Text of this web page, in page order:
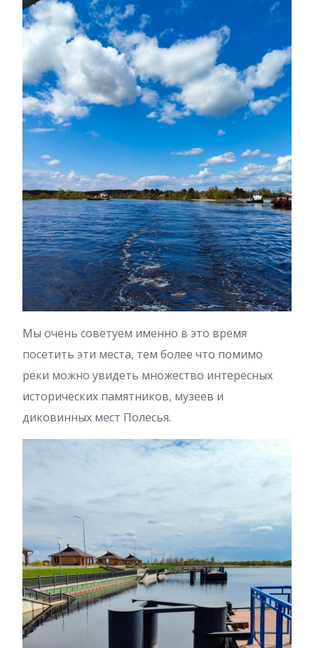
Мы очень советуем именно в это время
посетить эти места, тем более что помимо
реки можно увидеть множество интересных
исторических памятников, музеев и
диковинных мест Полесья.